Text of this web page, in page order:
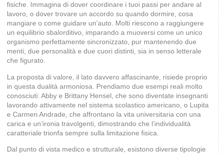
fisiche. Immagina di dover coordinare i tuoi passi per andare al
lavoro, o dover trovare un accordo su quando dormire, cosa
mangiare o come guidare un’auto. Molti riescono a raggiungere
un equilibrio sbalorditivo, imparando a muoversi come un unico
organismo perfettamente sincronizzato, pur mantenendo due
menti, due personalità e due cuori distinti, sia in senso letterale
che figurato.
La proposta di valore, il lato davvero affascinante, risiede proprio
in questa dualità armoniosa. Prendiamo due esempi reali molto
conosciuti: Abby e Brittany Hensel, che sono diventate insegnanti
lavorando attivamente nel sistema scolastico americano, o Lupita
e Carmen Andrade, che affrontano la vita universitaria con una
carica e un’ironia travolgenti, dimostrando che l’individualità
caratteriale trionfa sempre sulla limitazione fisica.
Dal punto di vista medico e strutturale, esistono diverse tipologie